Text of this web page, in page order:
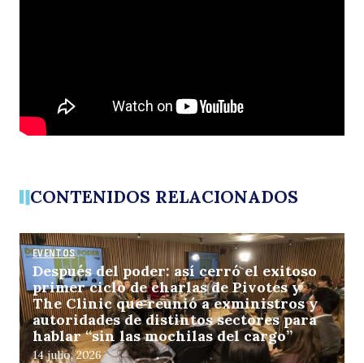
CONTENIDOS RELACIONADOS
EVENTOS
Después del poder: así cerró el exitoso
primer ciclo de charlas de Pivotes y
The Clinic que reunió a exministros y
autoridades de distintos sectores para
hablar “sin las mochilas del cargo”
14 julio, 2026